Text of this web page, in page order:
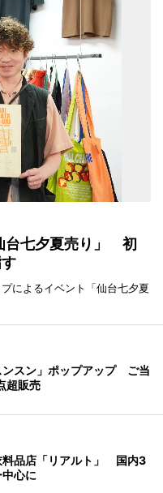
台七夕夏売り」 初
によるイベント「仙台七夕夏
ンスン」ポップアップ ご当
超販売
料品店「リアルト」 国内3
心に